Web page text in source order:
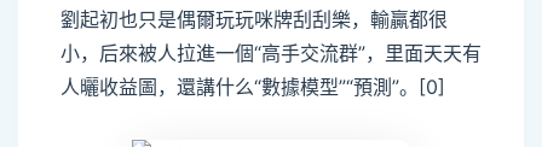
劉起初也只是偶爾玩玩咪牌刮刮樂，輸贏都很
小，后來被人拉進一個“高手交流群”，里面天天有
人曬收益圖，還講什么“數據模型”“預測”。[0]